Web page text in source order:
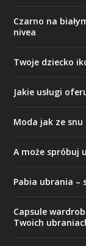
Czarno na
nivea
Twoje dziecko
Jakie usługi
Moda jak ze snu
A może spróbuj
Pabia ubrania –
Capsule
Twoich